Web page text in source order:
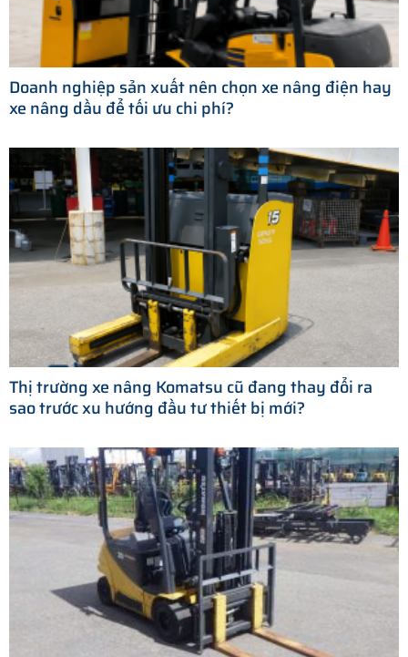
Doanh nghiệp sản xuất nên chọn xe nâng điện hay
xe nâng dầu để tối ưu chi phí?
Thị trường xe nâng Komatsu cũ đang thay đổi ra
sao trước xu hướng đầu tư thiết bị mới?